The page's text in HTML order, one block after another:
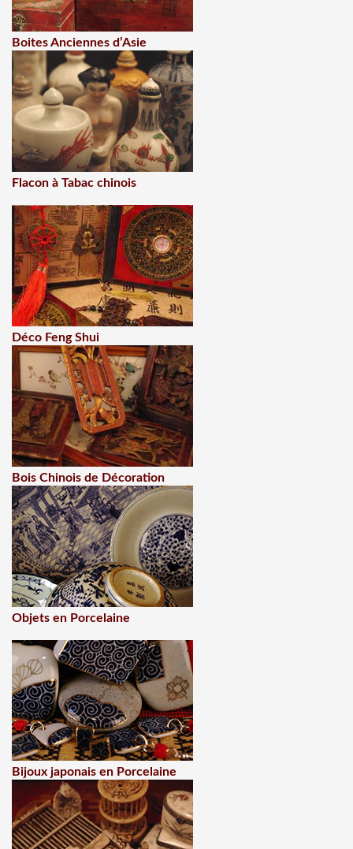
Boites Anciennes d’Asie
Flacon à Tabac chinois
Déco Feng Shui
Bois Chinois de Décoration
Objets en Porcelaine
Bijoux japonais en Porcelaine